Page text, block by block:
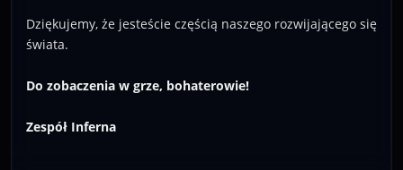
Dziękujemy, że jesteście częścią naszego rozwijającego się
świata.
Do zobaczenia w grze, bohaterowie!
Zespół Inferna